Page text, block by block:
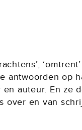
antwoorden op
auteur. En ze
over en van